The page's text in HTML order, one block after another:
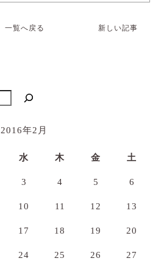
一覧へ戻る 新しい記事
2016年2月
水 木 金 土
3 4 5 6
10 11 12 13
17 18 19 20
24 25 26 27